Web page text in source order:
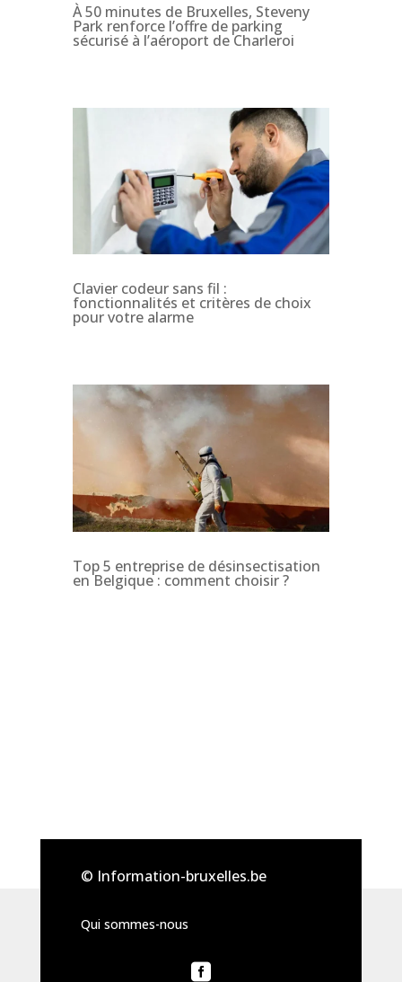
À 50 minutes de Bruxelles, Steveny
Park renforce l’offre de parking
sécurisé à l’aéroport de Charleroi
Clavier codeur sans fil :
fonctionnalités et critères de choix
pour votre alarme
Top 5 entreprise de désinsectisation
en Belgique : comment choisir ?
© Information-bruxelles.be
Qui sommes-nous
